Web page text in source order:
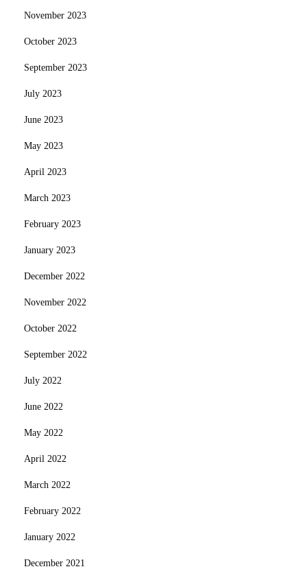
November 2023
October 2023
September 2023
July 2023
June 2023
May 2023
April 2023
March 2023
February 2023
January 2023
December 2022
November 2022
October 2022
September 2022
July 2022
June 2022
May 2022
April 2022
March 2022
February 2022
January 2022
December 2021